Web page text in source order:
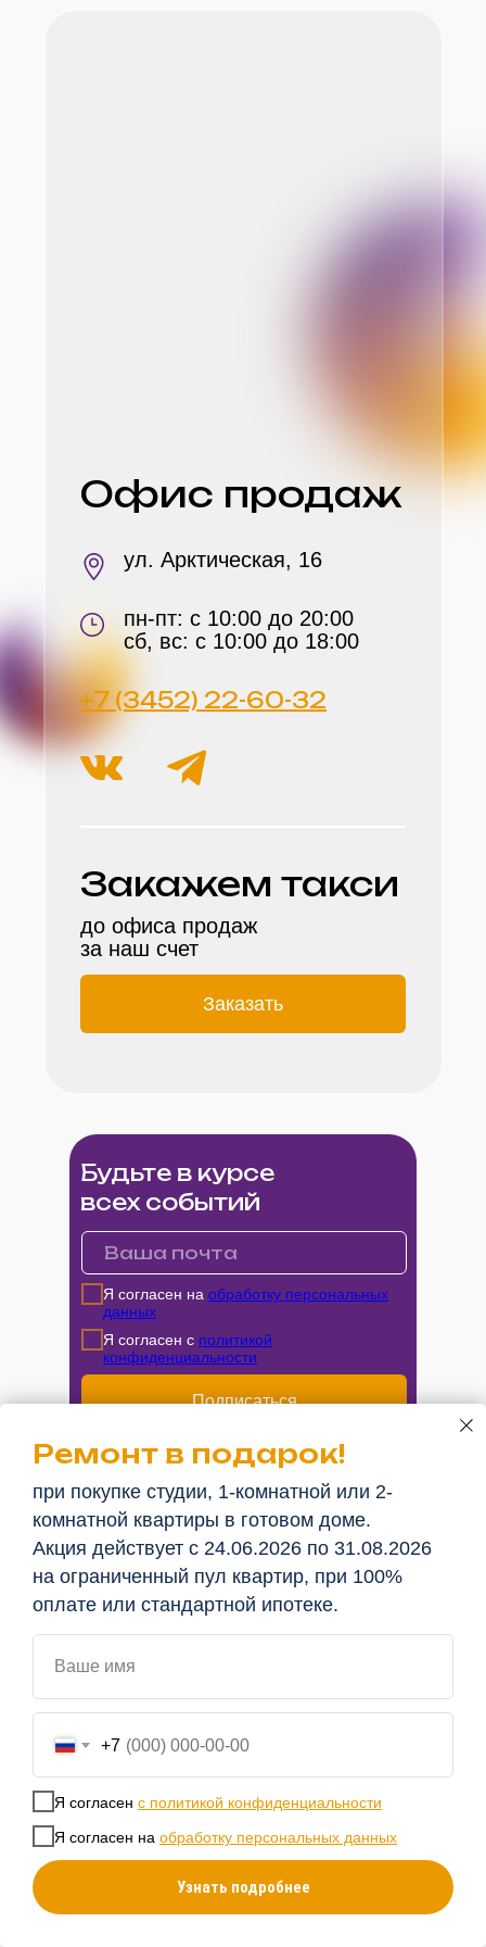
Офис продаж
Закажем такси
ул. Арктическая, 16
пн-пт: с 10:00 до 20:00
сб, вс: с 10:00 до 18:00
до офиса продаж
за наш счет
+7 (3452) 22-60-32
Заказать
Квартиры
с ремонтом
и кухней
Будьте в курсе
всех событий
Я согласен на обработку персональных
данных
Я согласен с политикой
конфиденциальности
Подписаться
Наши проекты
Другие площадки
Мы используем файлы cookies для хранения данных
Продолжая использование сайта, вы соглашаетесь с
условиями обработки файлов cookie. К сайту подключен
сервис веб-аналитики Яндекс.Метрика. Запретить
обработку cookie вы можете через браузер
Ремонт в подарок!
при покупке студии, 1-комнатной или 2-
комнатной квартиры в готовом доме.
Акция действует с 24.06.2026 по 31.08.2026
на ограниченный пул квартир, при 100%
оплате или стандартной ипотеке.
Ваше имя
+7
Я согласен с политикой конфиденциальности
Я согласен на обработку персональных данных
Узнать подробнее